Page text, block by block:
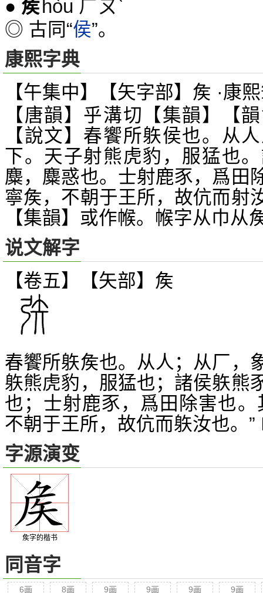
● 矦hòu ㄏㄡˋ
◎ 古同“侯”。
康熙字典
【午集中】【矢字部】矦 ·康
【唐韻】乎溝切【集韻】【
【說文】春饗所䠶侯也。从
下。天子射熊虎豹，服猛也
麋，麋惑也。士射鹿豕，爲田
寧矦，不朝于王所，故伉而
【集韻】或作帿。帿字从巾从
说文解字
【卷五】【矢部】 矦
春饗所䠶矦也。从人；从厂，
䠶熊虎豹，服猛也；諸侯䠶熊
也；士射鹿豕，爲田除害也
不朝于王所，故伉而䠶汝也。”
字源演变
矦字的楷书
同音字
6画 8画 9画 9画 9画 9画